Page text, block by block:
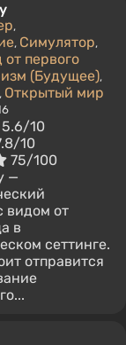
,
, Симулятор,
от первого
(Будущее),
, Открытый мир
5.6/10
10
75/100
—
видом от
в
сеттинге.
отправится